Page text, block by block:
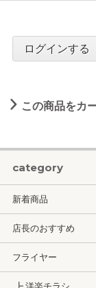
ログインする
この商品をカ
category
新着商品
店長のおすすめ
フライヤー